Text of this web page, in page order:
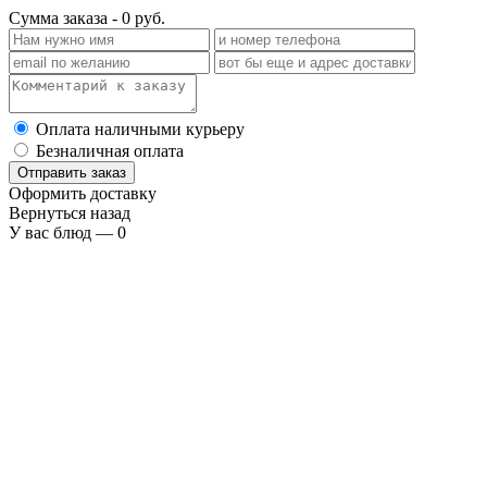
Сумма заказа - 0 руб.
Оплата наличными курьеру
Безналичная оплата
Отправить заказ
Оформить доставку
Вернуться назад
У вас блюд — 0